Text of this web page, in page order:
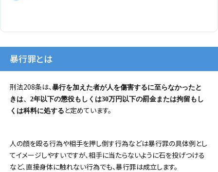
暴行罪とは
刑法208条は、 暴行を加えた者が人を傷害するに至らなかったと
きは、2年以下の懲役もしくは30万円以下の罰金または拘留もし
くは科料に処する と定めています。
人の顔を殴る行為や相手を押し倒す行為などは暴行罪の具体例とし
てイメージしやすいですが、相手に当たらないように石を投げつける
など、直接身体に触れない行為でも、暴行罪は成立します。